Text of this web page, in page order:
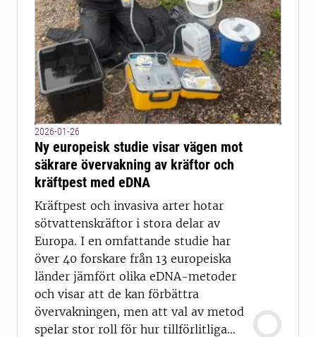
2026-01-26
Ny europeisk studie visar vägen mot
säkrare övervakning av kräftor och
kräftpest med eDNA
Kräftpest och invasiva arter hotar
sötvattenskräftor i stora delar av
Europa. I en omfattande studie har
över 40 forskare från 13 europeiska
länder jämfört olika eDNA-metoder
och visar att de kan förbättra
övervakningen, men att val av metod
spelar stor roll för hur tillförlitliga